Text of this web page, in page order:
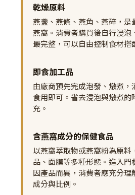
乾燥原料
燕盞、燕條、燕角、燕碎，是
燕窩。消費者購買後自行浸泡
最完整，可以自由控制食材搭
即食加工品
由廠商預先完成泡發、燉煮，
食用即可。省去浸泡與燉煮的
充。
含燕窩成分的保健食品
以燕窩萃取物或燕窩粉為原料
品、面膜等多種形態。進入門
因產品而異，消費者應充分理
成分與比例。